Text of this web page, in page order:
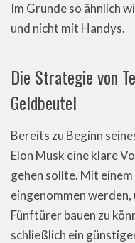
Im Grunde so ähnlich
und nicht mit Handys.
Die Strategie von
Geldbeutel
Bereits zu Beginn
Elon Musk eine klare
gehen sollte. Mit
eingenommen
Fünftürer bauen zu
schließlich ein